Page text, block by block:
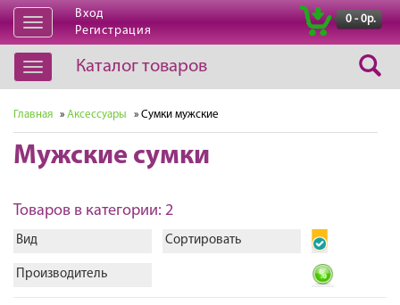
Открыть
навигацию
Вход
Регистрация
0 - 0р.
Открыть
навигацию
Каталог товаров
Главная » Аксессуары » Сумки мужские
Мужские сумки
Товаров в категории: 2
Вид Сортировать
Производитель